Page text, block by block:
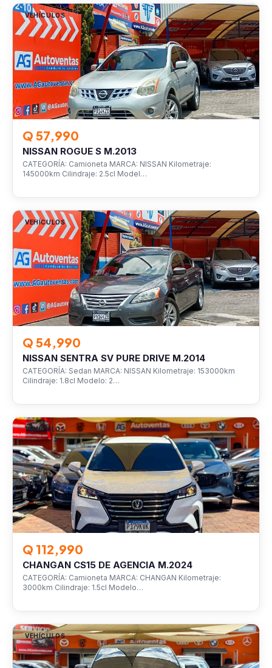
VEHÍCULOS
Q 57,990
NISSAN ROGUE S M.2013
CATEGORÍA: Camioneta MARCA: NISSAN Kilometraje:
145000km Cilindraje: 2.5cl Model…
VEHÍCULOS
Q 54,990
NISSAN SENTRA SV PURE DRIVE M.2014
CATEGORÍA: Sedan MARCA: NISSAN Kilometraje: 153000km
Cilindraje: 1.8cl Modelo: 2…
VEHÍCULOS
Q 112,990
CHANGAN CS15 DE AGENCIA M.2024
CATEGORÍA: Camioneta MARCA: CHANGAN Kilometraje:
3000km Cilindraje: 1.5cl Modelo…
VEHÍCULOS